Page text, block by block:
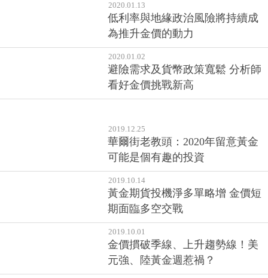
2020.01.13
低利率與地緣政治風險將持續成
為推升金價的動力
2020.01.02
避險需求及貨幣政策寬鬆 分析師
看好金價挑戰新高
2019.12.25
華爾街老教頭：2020年留意黃金
可能是個有趣的投資
2019.10.14
黃金期貨投機淨多單略增 金價短
期面臨多空交戰
2019.10.01
金價摜破季線、上升趨勢線！美
元強、陸黃金週惹禍？